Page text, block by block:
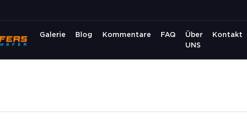
Galerie Blog Kommentare FAQ
Über
UNS
Kontakt